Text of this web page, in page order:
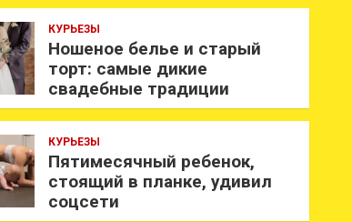
КУРЬЕЗЫ
Ношеное белье и старый
торт: самые дикие
свадебные традиции
КУРЬЕЗЫ
Пятимесячный ребенок,
стоящий в планке, удивил
соцсети